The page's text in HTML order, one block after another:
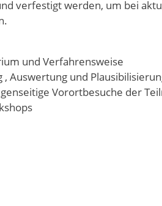
verfestigt werden, um bei
und Verfahrensweise
Auswertung und
Vorortbesuche der